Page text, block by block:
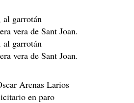
garrotán
vera de Sant Joan.
garrotán
vera de Sant Joan.
Arenas Larios
en paro